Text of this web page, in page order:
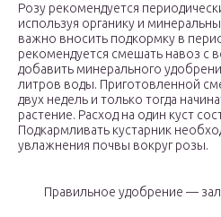
Розу рекомендуется
используя органику и
важно вносить подкормку в
рекомендуется смешать навоз с
добавить минерального
литров воды. Приготовленной
двух недель и только тогда
растение. Расход на один куст
Подкармливать кустарник
увлажнения почвы вокруг розы.
Правильное удобрение —